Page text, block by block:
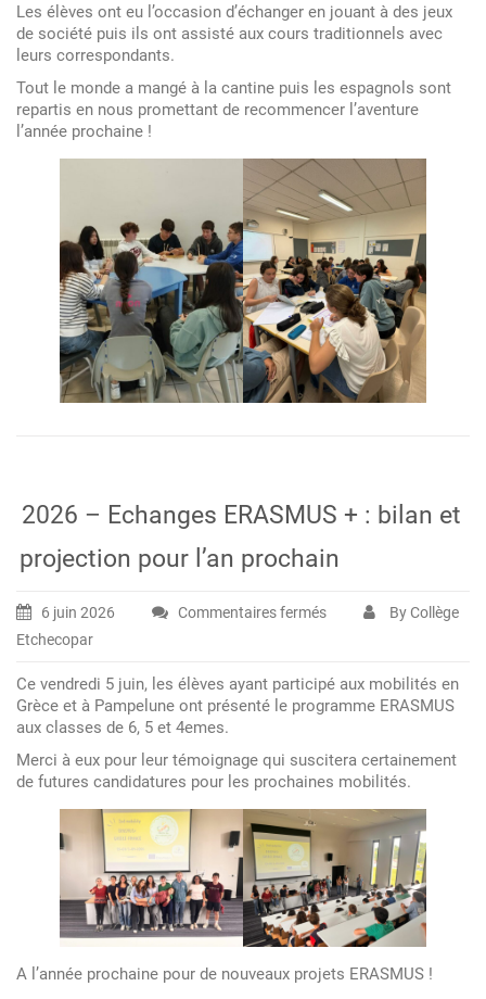
Les élèves ont eu l’occasion d’échanger en jouant à des jeux
de société puis ils ont assisté aux cours traditionnels avec
leurs correspondants.
Tout le monde a mangé à la cantine puis les espagnols sont
repartis en nous promettant de recommencer l’aventure
l’année prochaine !
2026 – Echanges ERASMUS + : bilan et
projection pour l’an prochain
6 juin 2026 Commentaires ferméssur
Echanges
+
:
bilan
projection
pour
l’an
prochain
By Collège
Etchecopar
Ce vendredi 5 juin, les élèves ayant participé aux mobilités en
Grèce et à Pampelune ont présenté le programme ERASMUS
aux classes de 6, 5 et 4emes.
Merci à eux pour leur témoignage qui suscitera certainement
de futures candidatures pour les prochaines mobilités.
A l’année prochaine pour de nouveaux projets ERASMUS !